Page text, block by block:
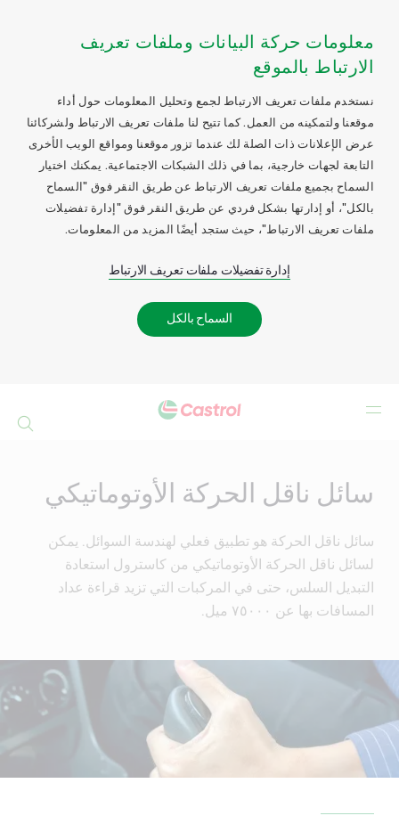
معلومات حركة البيانات وملفات تعريف
الارتباط بالموقع
نستخدم ملفات تعريف الارتباط لجمع وتحليل المعلومات حول أداء
موقعنا ولتمكينه من العمل. كما تتيح لنا ملفات تعريف الارتباط ولشركائنا
عرض الإعلانات ذات الصلة لك عندما تزور موقعنا ومواقع الويب الأخرى
التابعة لجهات خارجية، بما في ذلك الشبكات الاجتماعية. يمكنك اختيار
السماح بجميع ملفات تعريف الارتباط عن طريق النقر فوق "السماح
بالكل"، أو إدارتها بشكل فردي عن طريق النقر فوق "إدارة تفضيلات
ملفات تعريف الارتباط"، حيث ستجد أيضًا المزيد من المعلومات.
إدارة تفضيلات ملفات تعريف الارتباط
السماح بالكل
سائل ناقل الحركة الأوتوماتيكي
سائل ناقل الحركة هو تطبيق فعلي لهندسة السوائل. يمكن
لسائل ناقل الحركة الأوتوماتيكي من كاسترول استعادة
التبديل السلس، حتى في المركبات التي تزيد قراءة عداد
المسافات بها عن ٧٥٠٠٠ ميل.